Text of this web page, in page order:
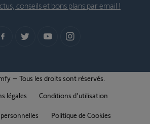
conseils et bons plans par email !
– Tous les droits sont réservés.
légales
Conditions d'utilisation
Politique de Cookies